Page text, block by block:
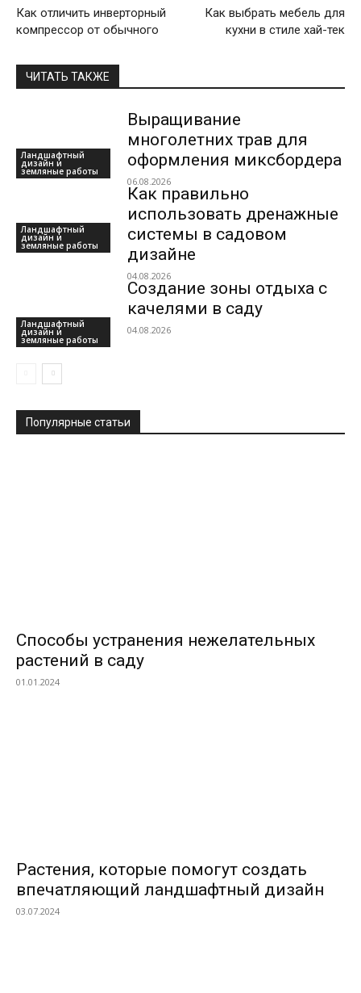
Как отличить инверторный
компрессор от обычного
Как выбрать мебель для
кухни в стиле хай-тек
ЧИТАТЬ ТАКЖЕ
Ландшафтный
дизайн и
земляные работы
Выращивание
многолетних трав для
оформления миксбордера
06.08.2026
Ландшафтный
дизайн и
земляные работы
Как правильно
использовать дренажные
системы в садовом
дизайне
04.08.2026
Ландшафтный
дизайн и
земляные работы
Создание зоны отдыха с
качелями в саду
04.08.2026
Популярные статьи
Способы устранения нежелательных
растений в саду
01.01.2024
Растения, которые помогут создать
впечатляющий ландшафтный дизайн
03.07.2024